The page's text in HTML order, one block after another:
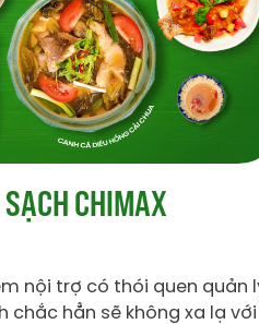
nội trợ có thói quen quản
chắc hẳn sẽ không xa lạ với